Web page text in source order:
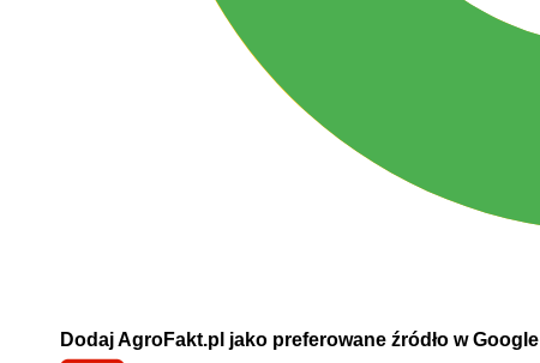
Dodaj AgroFakt.pl jako preferowane źródło w Google